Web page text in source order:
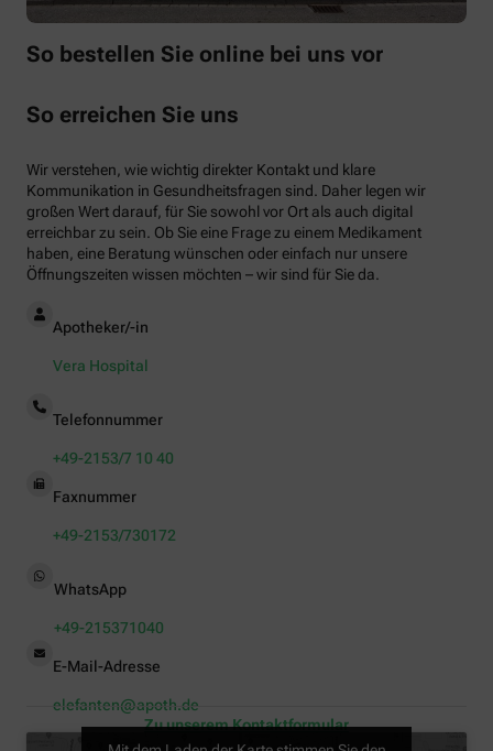
So bestellen Sie online bei uns vor
So erreichen Sie uns
Wir verstehen, wie wichtig direkter Kontakt und klare
Kommunikation in Gesundheitsfragen sind. Daher legen wir
großen Wert darauf, für Sie sowohl vor Ort als auch digital
erreichbar zu sein. Ob Sie eine Frage zu einem Medikament
haben, eine Beratung wünschen oder einfach nur unsere
Öffnungszeiten wissen möchten – wir sind für Sie da.
Apotheker/-in
Vera Hospital
Telefonnummer
+49-2153/7 10 40
Faxnummer
+49-2153/730172
WhatsApp
+49-215371040
E-Mail-Adresse
elefanten@apoth.de
Zu unserem Kontaktformular